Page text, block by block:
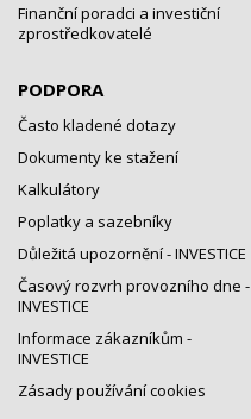
Finanční poradci a investiční
zprostředkovatelé
PODPORA
Často kladené dotazy
Dokumenty ke stažení
Kalkulátory
Poplatky a sazebníky
Důležitá upozornění - INVESTICE
Časový rozvrh provozního dne -
INVESTICE
Informace zákazníkům -
INVESTICE
Zásady používání cookies